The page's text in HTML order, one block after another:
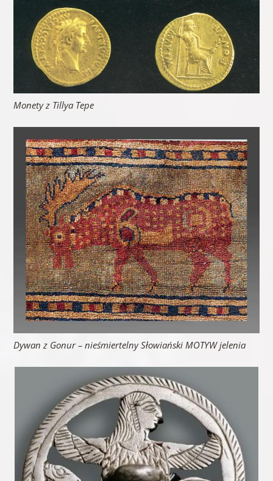
Monety z Tillya Tepe
Dywan z Gonur – nieśmiertelny Słowiański MOTYW jelenia